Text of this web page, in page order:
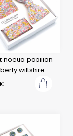
noeud papillon
wiltshire
a